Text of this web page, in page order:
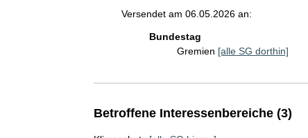
Versendet am 06.05.2026 an:
Bundestag
Gremien [alle SG dorthin]
Betroffene Interessenbereiche (3)